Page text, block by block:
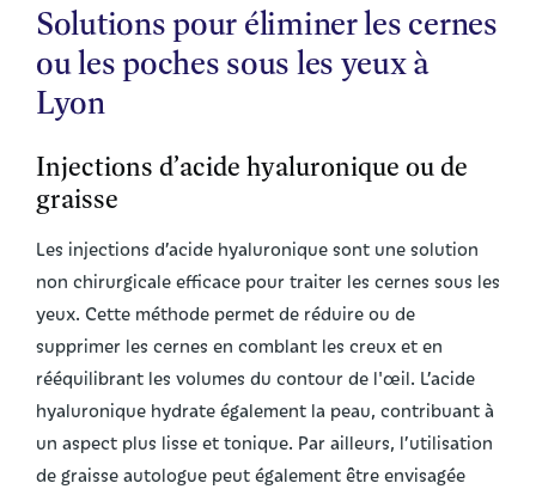
Solutions pour éliminer les cernes
ou les poches sous les yeux à
Lyon
Injections d’acide hyaluronique ou de
graisse
Les injections d’acide hyaluronique sont une solution
non chirurgicale efficace pour traiter les cernes sous les
yeux. Cette méthode permet de réduire ou de
supprimer les cernes en comblant les creux et en
rééquilibrant les volumes du contour de l'œil. L’acide
hyaluronique hydrate également la peau, contribuant à
un aspect plus lisse et tonique. Par ailleurs, l’utilisation
de graisse autologue peut également être envisagée